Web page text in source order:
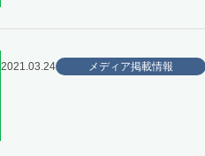
2021.03.24 メディア掲載情報